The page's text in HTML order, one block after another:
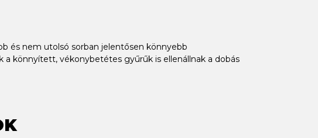
és nem utolsó sorban jelentősen könnyebb
a könnyített, vékonybetétes gyűrűk is ellenállnak a dobás